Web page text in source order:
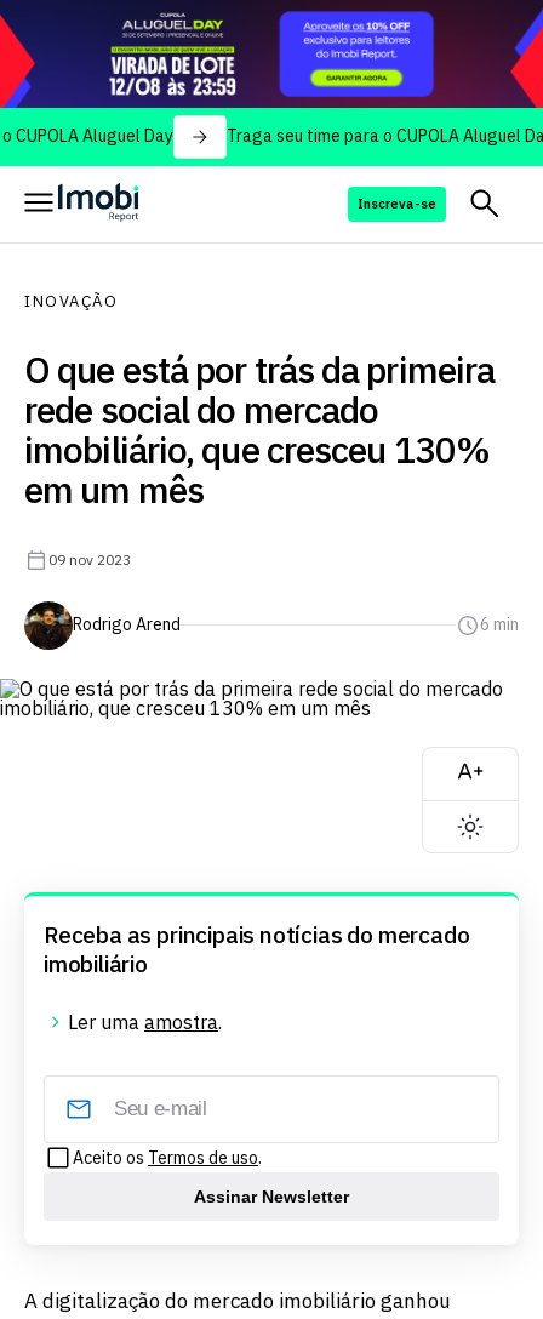
Aluguel Day Traga seu time para o CUPOLA Aluguel Day
Inscreva-se
INOVAÇÃO
O que está por trás da primeira
rede social do mercado
imobiliário, que cresceu 130%
em um mês
09 nov 2023
Rodrigo Arend 6 min
Receba as principais notícias do mercado
imobiliário
Ler uma amostra.
Aceito os Termos de uso.
Assinar Newsletter
A digitalização do mercado imobiliário ganhou